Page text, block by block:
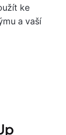
ke
a vaší